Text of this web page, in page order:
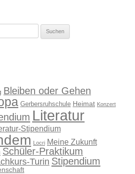
Bleiben oder Gehen
Gerbersruhschule Heimat Konzert
Literatur
Stipendium
Locri Meine Zukunft
Schüler-Praktikum
Turin Stipendium